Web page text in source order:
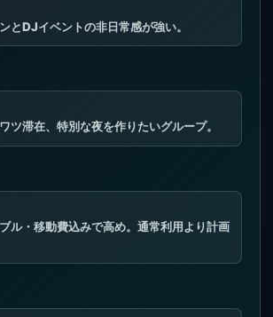
とDJイベントの非日常感が強い。
ツ滞在、特別な夜を作りたいグループ。
ル・移動費込みで高め。通常利用より計画